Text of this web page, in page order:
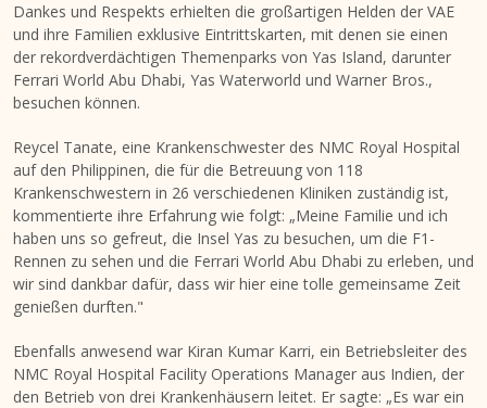
Dankes und Respekts erhielten die großartigen Helden der VAE
und ihre Familien exklusive Eintrittskarten, mit denen sie einen
der rekordverdächtigen Themenparks von Yas Island, darunter
Ferrari World Abu Dhabi, Yas Waterworld und Warner Bros.,
besuchen können.
Reycel Tanate, eine Krankenschwester des NMC Royal Hospital
auf den Philippinen, die für die Betreuung von 118
Krankenschwestern in 26 verschiedenen Kliniken zuständig ist,
kommentierte ihre Erfahrung wie folgt: „Meine Familie und ich
haben uns so gefreut, die Insel Yas zu besuchen, um die F1-
Rennen zu sehen und die Ferrari World Abu Dhabi zu erleben, und
wir sind dankbar dafür, dass wir hier eine tolle gemeinsame Zeit
genießen durften."
Ebenfalls anwesend war Kiran Kumar Karri, ein Betriebsleiter des
NMC Royal Hospital Facility Operations Manager aus Indien, der
den Betrieb von drei Krankenhäusern leitet. Er sagte: „Es war ein